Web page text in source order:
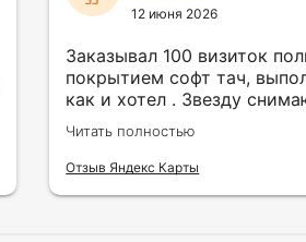
12 июня 2026
Заказывал 100 визиток
покрытием софт тач,
как и хотел . Звезду
как в первый день приехал
закрытия а на месте
Читать полностью
Отзыв Яндекс Карты